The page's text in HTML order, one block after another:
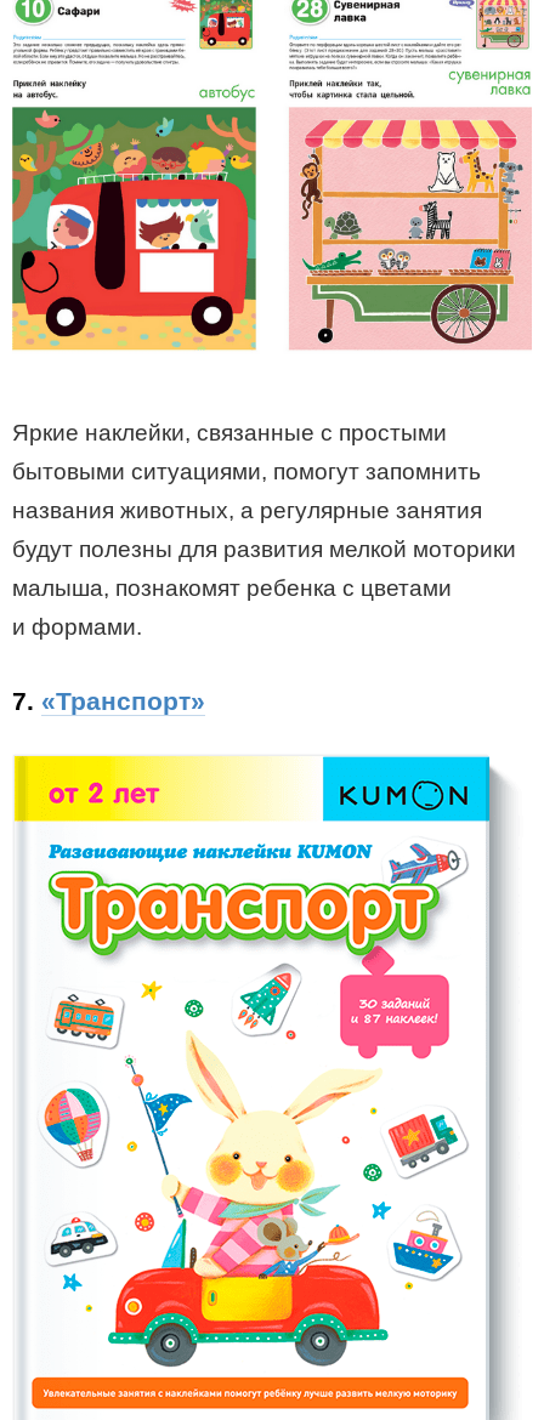
Яркие наклейки, связанные с простыми
бытовыми ситуациями, помогут запомнить
названия животных, а регулярные занятия
будут полезны для развития мелкой моторики
малыша, познакомят ребенка с цветами
и формами.
7. «Транспорт»